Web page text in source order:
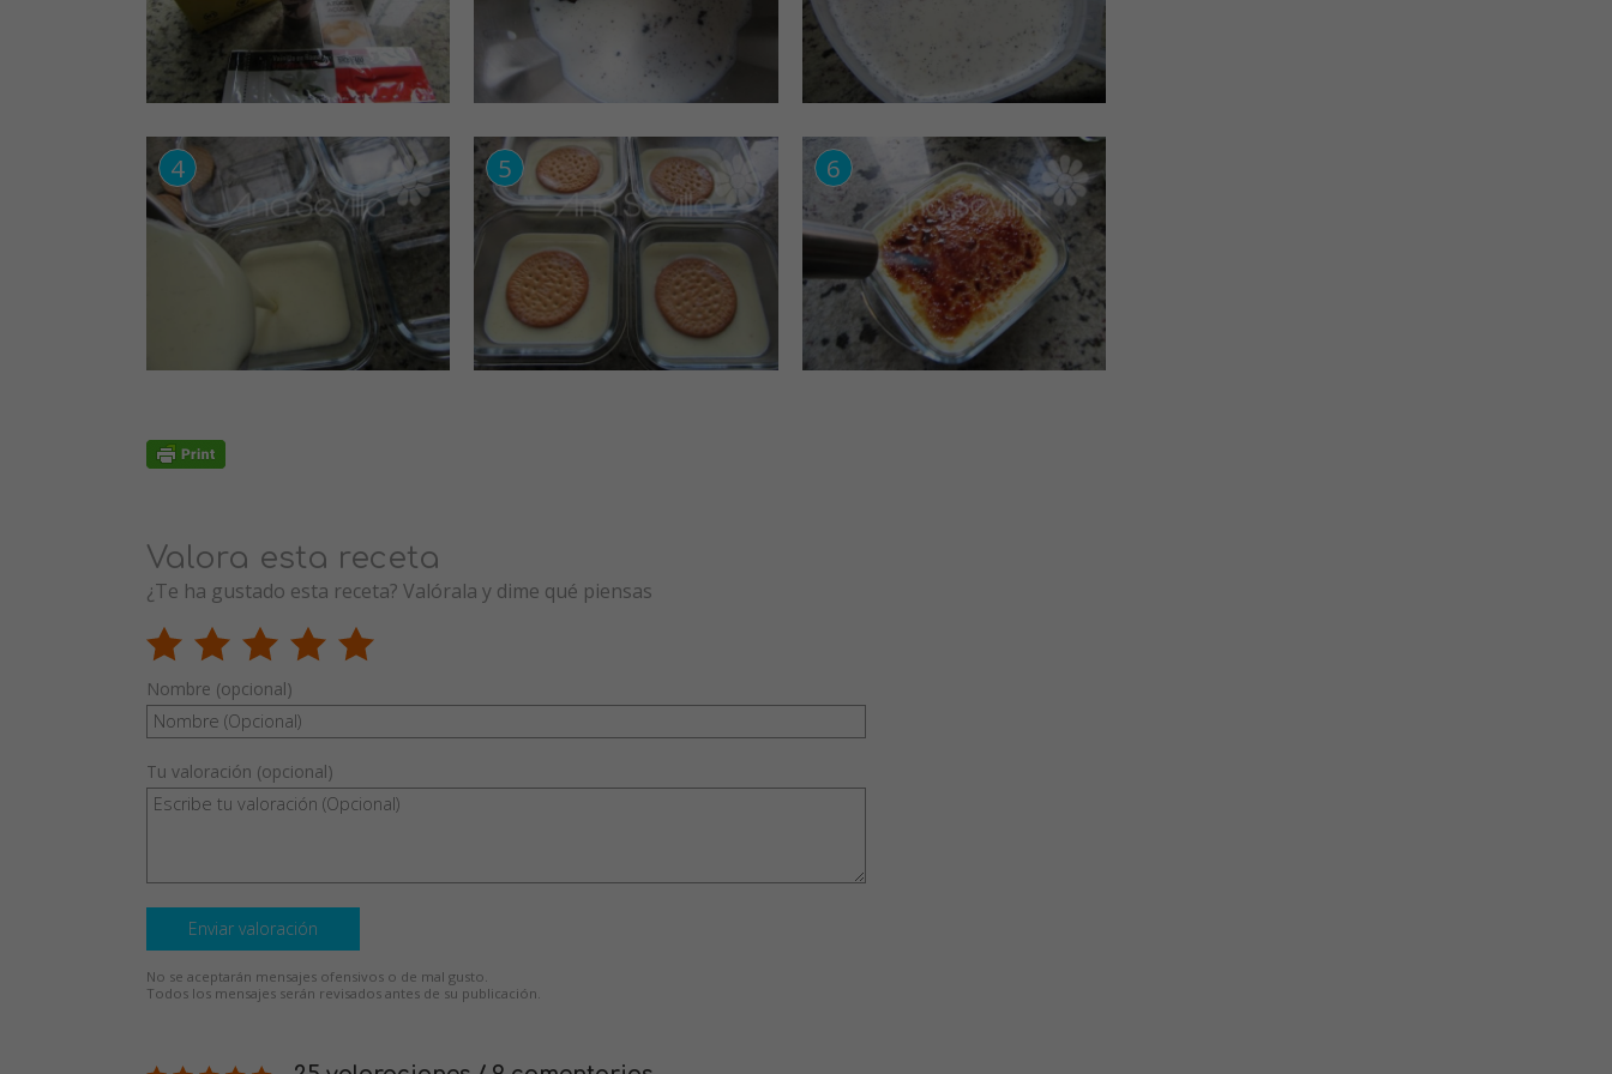
Valora esta receta
¿Te ha gustado esta receta? Valórala y dime qué piensas
Nombre (opcional)
Tu valoración (opcional)
Enviar valoración
No se aceptarán mensajes ofensivos o de mal gusto.
Todos los mensajes serán revisados antes de su publicación.